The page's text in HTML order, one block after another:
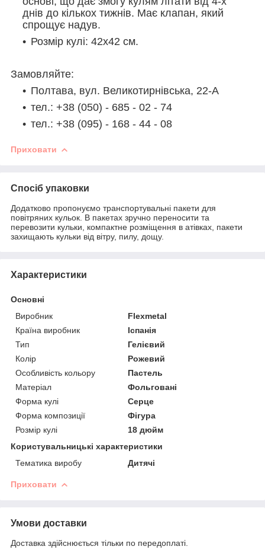
днів до кількох тижнів. Має клапан, який
спрощує надув.
Розмір кулі: 42х42 см.
Замовляйте:
Полтава, вул. Великотирнівська, 22-А
тел.: +38 (050) - 685 - 02 - 74
тел.: +38 (095) - 168 - 44 - 08
Приховати
Спосіб упаковки
Додатково пропонуємо транспортувальні пакети для
повітряних кульок. В пакетах зручно переносити та
перевозити кульки, компактне розміщення в атівках, пакети
захищають кульки від вітру, пилу, дощу.
Характеристики
Основні
Виробник
Flexmetal
Країна виробник
Іспанія
Тип
Гелієвий
Колір
Рожевий
Особливість кольору
Пастель
Матеріал
Фольговані
Форма кулі
Серце
Форма композиції
Фігура
Розмір кулі
18 дюйм
Користувальницькі характеристики
Тематика виробу
Дитячі
Приховати
Умови доставки
Доставка здійснюється тільки по передоплаті.